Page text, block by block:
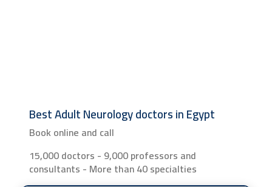
Best Adult Neurology doctors in Egypt
Book online and call
15,000 doctors - 9,000 professors and
consultants - More than 40 specialties